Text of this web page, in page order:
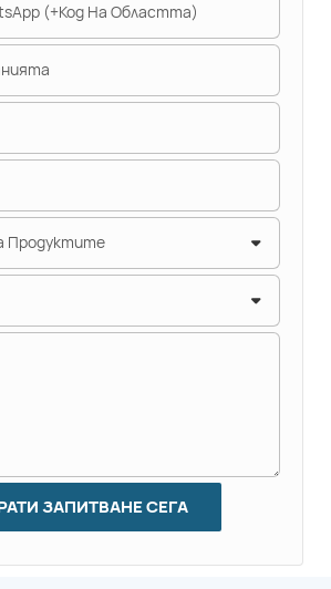
(+Код На Областта)
Продуктите
ЗАПИТВАНЕ СЕГА